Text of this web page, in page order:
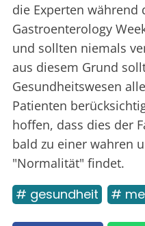
die Experten während
Gastroenterology
und sollten niemals
aus diesem Grund
Gesundheitswesen
Patienten
hoffen, dass dies der
bald zu einer wahren
"Normalität" findet.
# gesundheit #